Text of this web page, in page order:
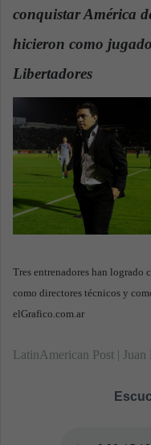
conquistar América
hicieron como
Libertadores
Tres entrenadores han
como directores técnicos y
elGrafico.com.ar
LatinAmerican Post | Juan